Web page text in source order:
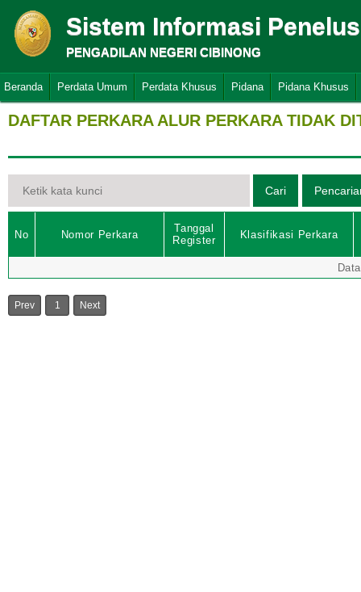
Sistem Informasi
PENGADILAN NEGERI CIBINONG
Beranda Perdata Umum Perdata Khusus Pidana Pidana Khusus
DAFTAR PERKARA ALUR PERKARA TIDAK
No Nomor Perkara
Tanggal
Register
Klasifikasi Perkara
Prev 1 Next